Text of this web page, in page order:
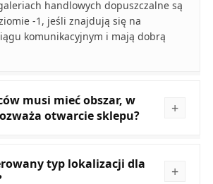
handlowych dopuszczalne są
-1, jeśli znajdują się na
komunikacyjnym i mają dobrą
musi mieć obszar, w
otwarcie sklepu?
typ lokalizacji dla